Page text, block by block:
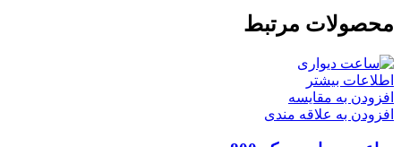
محصولات مرتبط
اطلاعات بیشتر
افزودن به مقایسه
افزودن به علاقه مندی